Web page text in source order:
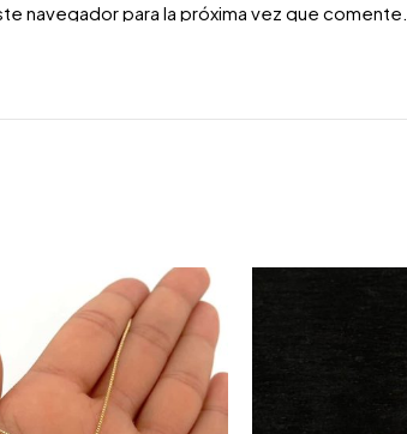
navegador para la próxima vez que comente.